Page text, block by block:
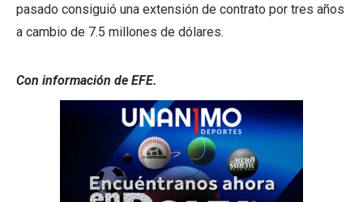
pasado consiguió una extensión de contrato por tres años
a cambio de 7.5 millones de dólares.
Con información de EFE.